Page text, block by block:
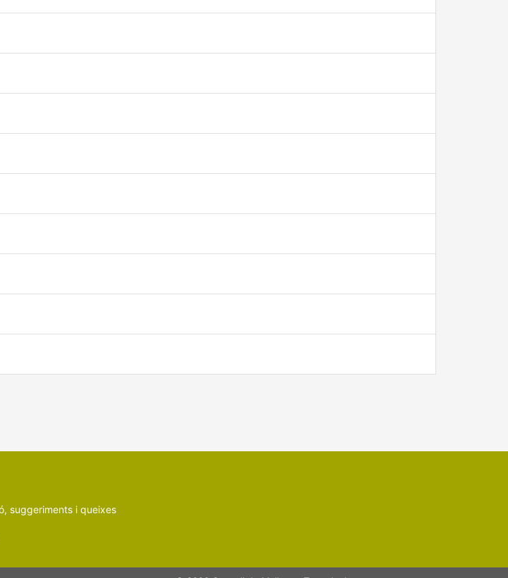
suggeriments i queixes